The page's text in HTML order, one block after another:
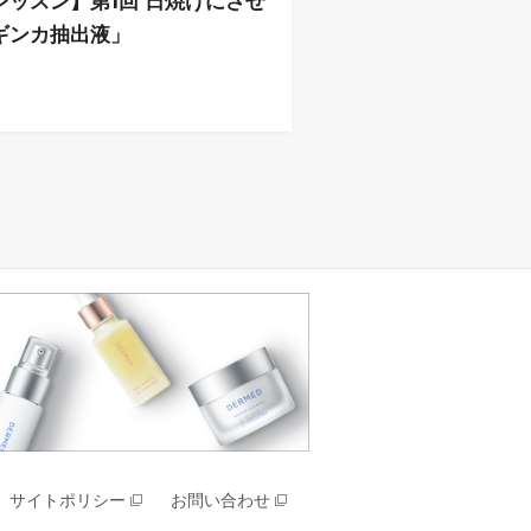
カ抽出液」
サイトポリシー お問い合わせ